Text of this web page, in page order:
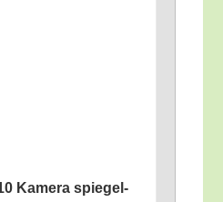
Kame­ra spie­gel­